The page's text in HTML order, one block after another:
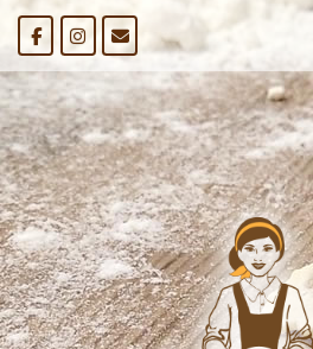
Passa
contenuto
Home